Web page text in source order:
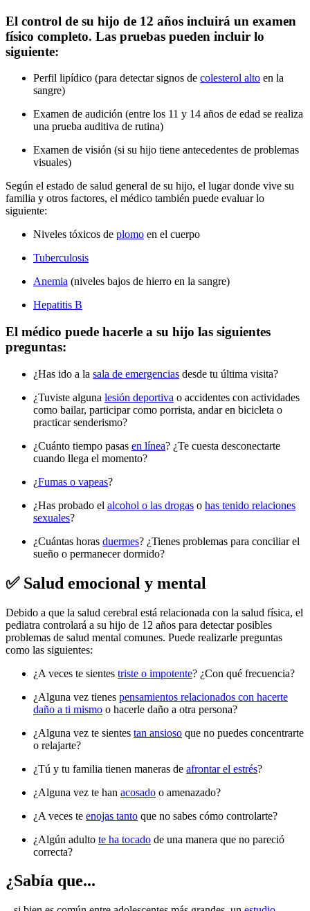
El control de su hijo de 12 años incluirá un examen
físico completo. Las pruebas pueden incluir lo
siguiente:
Perfil lipídico (para detectar signos de colesterol alto en la
sangre)
Examen de audición (entre los 11 y 14 años de edad se realiza
una prueba auditiva de rutina)
Examen de visión (si su hijo tiene antecedentes de problemas
visuales)
Según el estado de salud general de su hijo, el lugar donde vive su
familia y otros factores, el médico también puede evaluar lo
siguiente:
Niveles tóxicos de plomo en el cuerpo
Tuberculosis
Anemia (niveles bajos de hierro en la sangre)
Hepatitis B
El médico puede hacerle a su hijo las siguientes
preguntas:
¿Has ido a la sala de emergencias desde tu última visita?
¿Tuviste alguna lesión deportiva o accidentes con actividades
como bailar, participar como porrista, andar en bicicleta o
practicar senderismo?
¿Cuánto tiempo pasas en línea? ¿Te cuesta desconectarte
cuando llega el momento?
¿Fumas o vapeas?
¿Has probado el alcohol o las drogas o has tenido relaciones
sexuales?
¿Cuántas horas duermes? ¿Tienes problemas para conciliar el
sueño o permanecer dormido?
✅ Salud emocional y mental
Debido a que la salud cerebral está relacionada con la salud física, el
pediatra controlará a su hijo de 12 años para detectar posibles
problemas de salud mental comunes. Puede realizarle preguntas
como las siguientes:
¿A veces te sientes triste o impotente? ¿Con qué frecuencia?
¿Alguna vez tienes pensamientos relacionados con hacerte
daño a ti mismo o hacerle daño a otra persona?
¿Alguna vez te sientes tan ansioso que no puedes concentrarte
o relajarte?
¿Tú y tu familia tienen maneras de afrontar el estrés?
¿Alguna vez te han acosado o amenazado?
¿A veces te enojas tanto que no sabes cómo controlarte?
¿Algún adulto te ha tocado de una manera que no pareció
correcta?
¿Sabía que...